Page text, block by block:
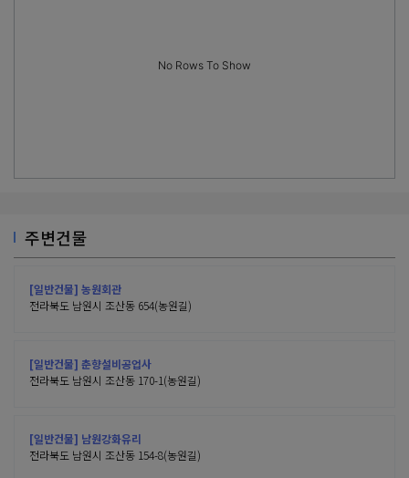
No Rows To Show
주변건물
[일반건물] 농원회관
전라북도 남원시 조산동 654(농원길)
[일반건물] 춘향설비공업사
전라북도 남원시 조산동 170-1(농원길)
[일반건물] 남원강화유리
전라북도 남원시 조산동 154-8(농원길)